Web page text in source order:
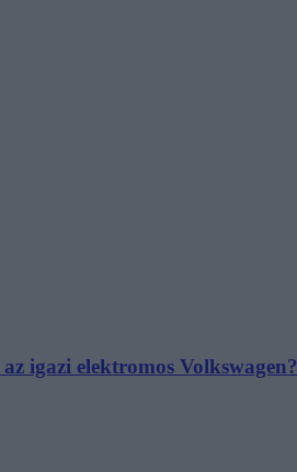
igazi elektromos Volkswagen?